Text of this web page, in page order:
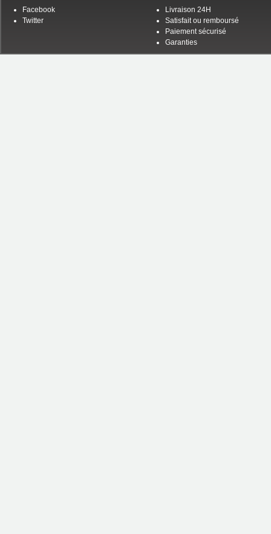
Facebook
Twitter
Livraison 24H
Satisfait ou remboursé
Paiement sécurisé
Garanties